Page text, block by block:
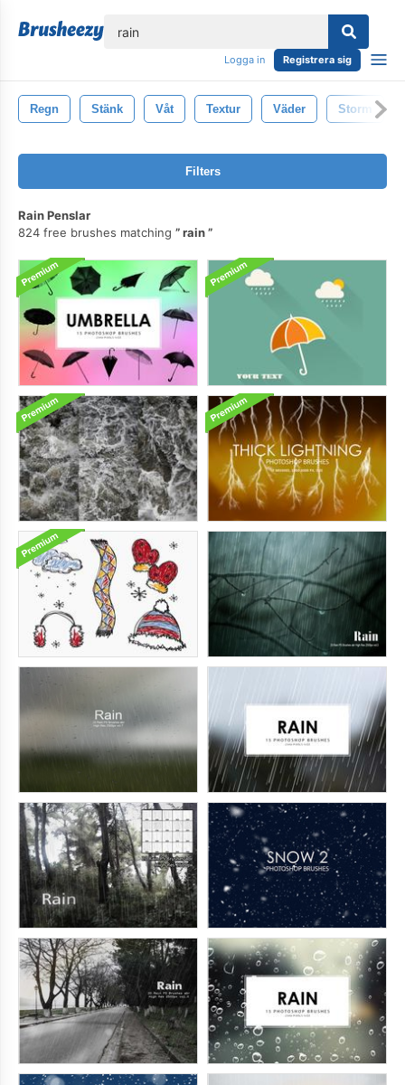
Logga in Registrera sig
Regn Stänk Våt Textur Väder Storm
Filters
Rain Penslar
824 free brushes matching
rain